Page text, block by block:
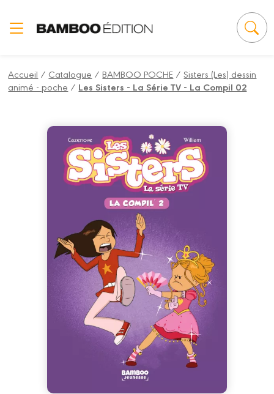
Accueil / Catalogue /BAMBOO POCHE /Sisters (Les) dessin
animé - poche / Les Sisters - La Série TV - La Compil 02